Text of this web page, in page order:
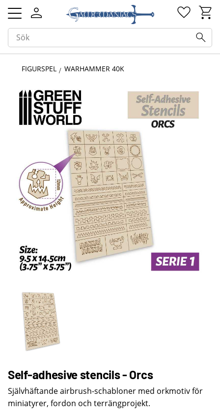
Meny
FIGURSPEL WARHAMMER 40K
Self-adhesive stencils - Orcs
Självhäftande airbrush-schabloner med orkmotiv för
miniatyrer, fordon och terrängprojekt.